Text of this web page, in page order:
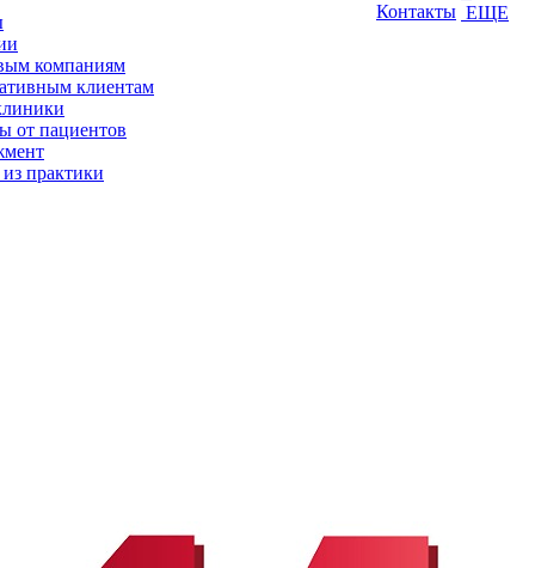
компаниям
клиентам
от пациентов
практики
Контакты ЕЩЕ